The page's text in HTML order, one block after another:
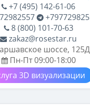
+7 (495) 142-61-06
8 (800) 101-70-63
zakaz@rosestar.ru
шоссе,
Пн-Пт 09:00-18:00
3D визуализации